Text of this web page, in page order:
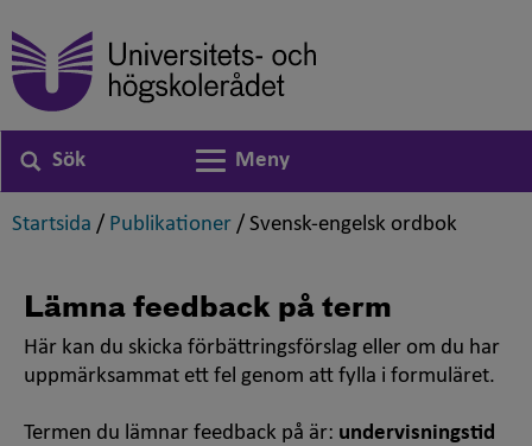
Sök
Växla navigering
Meny
Startsida ,
/ Publikationer ,
/ Svensk-engelsk ordbok
Lämna feedback på term
Här kan du skicka förbättringsförslag eller om du har
uppmärksammat ett fel genom att fylla i formuläret.
Termen du lämnar feedback på är: undervisningstid